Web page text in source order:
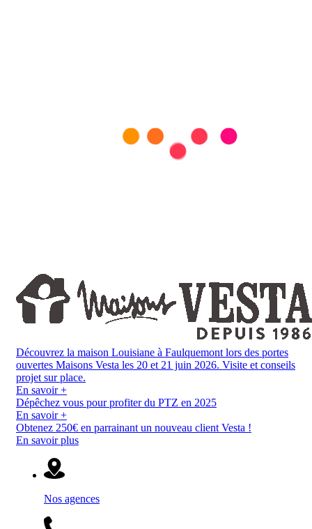
Découvrez la maison Louisiane à Faulquemont lors des portes
ouvertes Maisons Vesta les 20 et 21 juin 2026. Visite et conseils
projet sur place.
En savoir +
Dépêchez vous pour profiter du PTZ en 2025
En savoir +
Obtenez 250€ en parrainant un nouveau client Vesta !
En savoir plus
Nos agences